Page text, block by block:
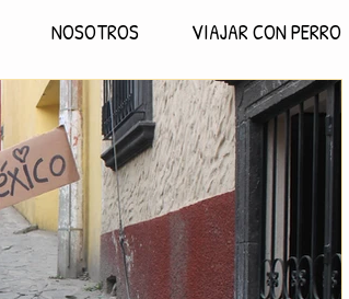
NOSOTROS VIAJAR CON PERRO